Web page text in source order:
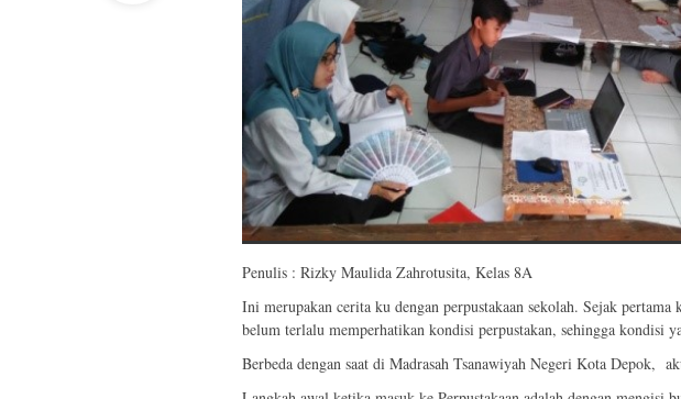
Penulis : Rizky Maulida Zahrotusita, Kelas 8A
Ini merupakan cerita ku dengan perpustakaan sekolah. Sejak
belum terlalu memperhatikan kondisi perpustakan, sehingga kondisi
Berbeda dengan saat di Madrasah Tsanawiyah Negeri Kota Depok,